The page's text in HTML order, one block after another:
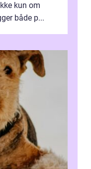
kun om
både p...